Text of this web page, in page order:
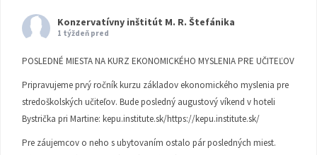
Konzervatívny inštitút M. R. Štefánika
1 týždeň pred
POSLEDNÉ MIESTA NA KURZ EKONOMICKÉHO MYSLENIA PRE UČITEĽOV
Pripravujeme prvý ročník kurzu základov ekonomického myslenia pre
stredoškolských učiteľov. Bude posledný augustový víkend v hoteli
Bystrička pri Martine: kepu.institute.sk/https://kepu.institute.sk/
Pre záujemcov o neho s ubytovaním ostalo pár posledných miest.